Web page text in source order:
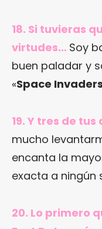
18. Si tuvieras
virtudes… Soy
buen paladar y
«Space Invaders
19. Y tres de
mucho
encanta la
exacta a ningún
20. Lo primero